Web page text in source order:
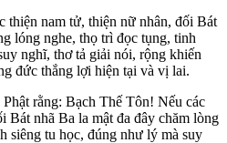
nam tử, thiện nữ nhân, đối Bát
lóng nghe, thọ trì đọc tụng, tinh
nghĩ, thơ tả giải nói, rộng khiến
đức thắng lợi hiện tại và vị lai.
rằng: Bạch Thế Tôn! Nếu các
Bát nhã Ba la mật đa đây chăm lòng
siêng tu học, đúng như lý mà suy